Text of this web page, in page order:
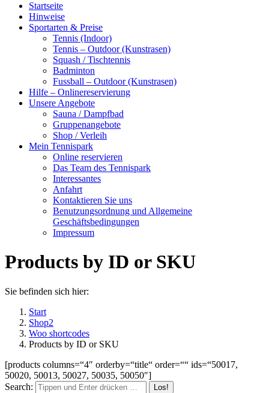
Startseite
Hinweise
Sportarten & Preise
Tennis (Indoor)
Tennis – Outdoor (Kunstrasen)
Squash / Tischtennis
Badminton
Fussball – Outdoor (Kunstrasen)
Hilfe – Onlinereservierung
Unsere Angebote
Sauna / Dampfbad
Gruppenangebote
Shop / Verleih
Mein Tennispark
Online reservieren
Das Team des Tennispark
Interessantes
Anfahrt
Kontaktieren Sie uns
Benutzungsordnung und Allgemeine
Geschäftsbedingungen
Impressum
Products by ID or SKU
Sie befinden sich hier:
Start
Shop2
Woo shortcodes
Products by ID or SKU
[products columns=“4″ orderby=“title“ order=““ ids=“50017,
50020, 50013, 50027, 50035, 50050″]
Search: